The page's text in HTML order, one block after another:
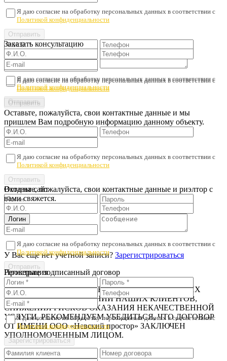
Я даю согласие на обработку персональных данных в соответствии с
Политикой конфиденциальности
Заказать консультацию
Я даю согласие на обработку персональных данных в соответствии с
Политикой конфиденциальности
Я даю согласие на обработку персональных данных в соответствии с
Политикой конфиденциальности
Оставьте, пожалуйста, свои контактные данные и мы
пришлем Вам подробную информацию данному объекту.
Я даю согласие на обработку персональных данных в соответствии с
Политикой конфиденциальности
Оставьте, пожалуйста, свои контактные данные и риэлтор с
вами свяжется.
Я даю согласие на обработку персональных данных в соответствии с
Политикой конфиденциальности
Вход на сайт
У Вас еще нет учетной записи? Зарегистрироваться
Регистрация
Я даю согласие на обработку персональных данных в соответствии с
Политикой конфиденциальности
Проверьте подписанный договор
В ЦЕЛЯХ ПРЕДОТВРАЩЕНИЯ МОШЕННИЧЕСКИХ
ДЕЙСТВИЙ В ОТНОШЕНИИ НАШИХ КЛИЕНТОВ,
СНИЖЕНИЯ РИСКОВ ОКАЗАНИЯ НЕКАЧЕСТВЕННОЙ
УСЛУГИ, РЕКОМЕНДУЕМ УБЕДИТЬСЯ, ЧТО ДОГОВОР
ОТ ИМЕНИ ООО «Невский простор» ЗАКЛЮЧЕН
УПОЛНОМОЧЕННЫМ ЛИЦОМ.